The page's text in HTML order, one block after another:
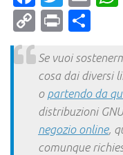
CopyPrint
Se vuoi
cosa dai diversi
o partendo da
distribuzioni
negozio online,
comunque